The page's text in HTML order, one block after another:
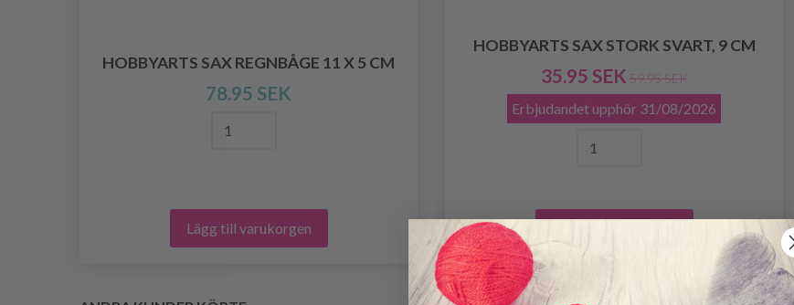
HOBBYARTS SAX REGNBÅGE 11 X 5 CM
78.95 SEK
Lägg till varukorgen
HOBBYARTS SAX STORK SVART, 9 CM
35.95 SEK 59.95 SEK
Erbjudandet upphör 31/08/2026